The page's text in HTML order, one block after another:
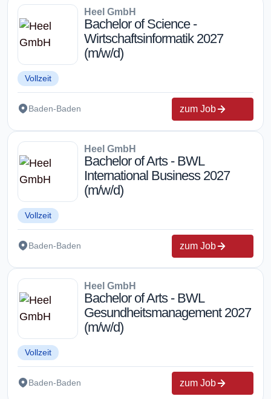
Heel GmbH
Bachelor of Science -
Wirtschaftsinformatik 2027
(m/w/d)
Vollzeit
Baden-Baden zum Job
Heel GmbH
Bachelor of Arts - BWL
International Business 2027
(m/w/d)
Vollzeit
Baden-Baden zum Job
Heel GmbH
Bachelor of Arts - BWL
Gesundheitsmanagement 2027
(m/w/d)
Vollzeit
Baden-Baden zum Job